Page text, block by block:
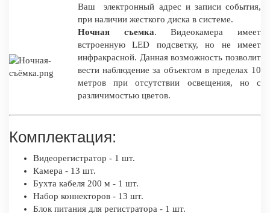
Ваш электронный адрес и записи события,
при наличии жесткого диска в системе.
Ночная съемка. Видеокамера имеет
встроенную LED подсветку, но не имеет
инфракрасной. Данная возможность позволит
вести наблюдение за объектом в пределах 10
метров при отсутствии освещения, но с
различимостью цветов.
Комплектация:
Видеорегистратор - 1 шт.
Камера - 13 шт.
Бухта кабеля 200 м - 1 шт.
Набор коннекторов - 13 шт.
Блок питания для регистратора - 1 шт.